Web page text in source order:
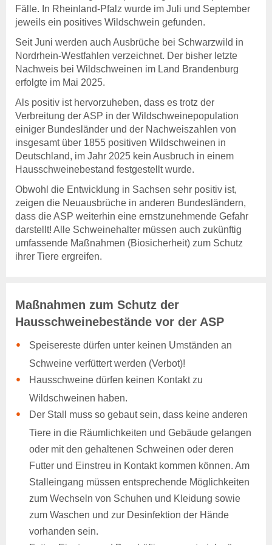
Kostenübernahme
Blutproben
Tiergesundheitsdienst
Rindergesundheitsdienst
Geflügelgesundheitsdienst
Schaf- &
Ziegengesundheitsdienst
Pferdegesundheitsdienst
Fischgesundheitsdienst
Login
Benutzerhinweise
Anträge & Downloads
Beihilfe- und
Leistungssatzungen
Veröffentlichungen
Kontakt
Veranstaltungen
Schweinegesundheit
Veröffentlichungen
Veranstaltungen
Geflügelgesundheit
Veröffentlichungen
Kontakt
Schaf- & Ziegengesundheit
Beihilfen & Leistungen
Fälle. In Rheinland-Pfalz wurde im Juli und September
jeweils ein positives Wildschwein gefunden.
Seit Juni werden auch Ausbrüche bei Schwarzwild in
Nordrhein-Westfahlen verzeichnet. Der bisher letzte
Nachweis bei Wildschweinen im Land Brandenburg
erfolgte im Mai 2025.
Als positiv ist hervorzuheben, dass es trotz der
Verbreitung der ASP in der Wildschweinepopulation
einiger Bundesländer und der Nachweiszahlen von
insgesamt über 1855 positiven Wildschweinen in
Deutschland, im Jahr 2025 kein Ausbruch in einem
Hausschweinebestand festgestellt wurde.
Obwohl die Entwicklung in Sachsen sehr positiv ist,
zeigen die Neuausbrüche in anderen Bundesländern,
dass die ASP weiterhin eine ernstzunehmende Gefahr
darstellt! Alle Schweinehalter müssen auch zukünftig
umfassende Maßnahmen (Biosicherheit) zum Schutz
ihrer Tiere ergreifen.
Maßnahmen zum Schutz der
Hausschweinebestände vor der ASP
Speisereste dürfen unter keinen Umständen an
Schweine verfüttert werden (Verbot)!
Hausschweine dürfen keinen Kontakt zu
Wildschweinen haben.
Der Stall muss so gebaut sein, dass keine anderen
Tiere in die Räumlichkeiten und Gebäude gelangen
oder mit den gehaltenen Schweinen oder deren
Futter und Einstreu in Kontakt kommen können. Am
Stalleingang müssen entsprechende Möglichkeiten
zum Wechseln von Schuhen und Kleidung sowie
zum Waschen und zur Desinfektion der Hände
vorhanden sein.